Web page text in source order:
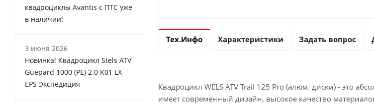
Тех.Инфо Характеристики Задать вопрос
Квадроцикл WELS ATV Trail 125 Pro (алюм. диски) - это
имеет современный дизайн, высокое качество
квадроциклы Avantis с ПТС уже
в наличии!
3 июня 2026
Новинка! Квадроцикл Stels ATV
Guepard 1000 (PE) 2.0 K01 LX
EPS Экспедиция